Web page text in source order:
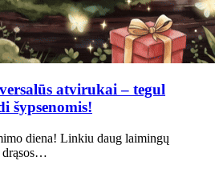
atvirukai – tegul
šypsenomis!
diena! Linkiu daug laimingų
drąsos…